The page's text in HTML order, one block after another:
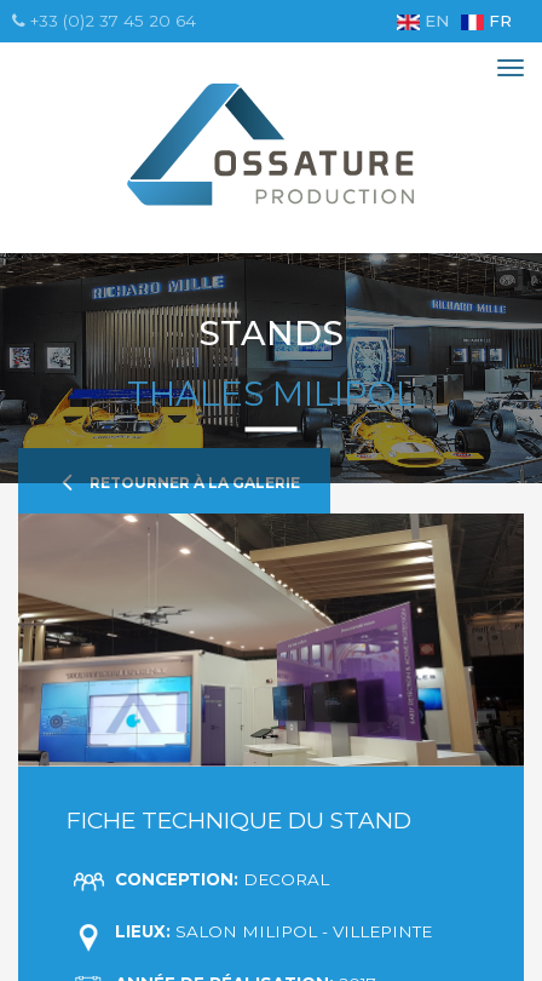
Aller
au +33 (0)2 37 45 20 64 EN FR
STANDS
THALES MILIPOL
RETOURNER À LA GALERIE
FICHE TECHNIQUE DU STAND
CONCEPTION: DECORAL
LIEUX: SALON MILIPOL - VILLEPINTE